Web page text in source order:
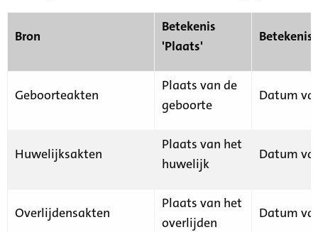
Bron
Betekenis
'Plaats'
Geboorteakten
Plaats van de
geboorte
Datum
Huwelijksakten
Plaats van het
huwelijk
Datum
Overlijdensakten
Plaats van het
overlijden
Datum